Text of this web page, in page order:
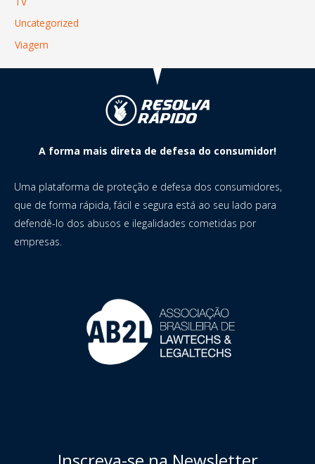
Uncategorized
Viagem
A forma mais direta de defesa do consumidor!
Uma plataforma de proteção e defesa dos consumidores,
que de forma rápida, fácil e segura está ao seu lado para
defendê-lo dos abusos e ilegalidades cometidas por
empresas.